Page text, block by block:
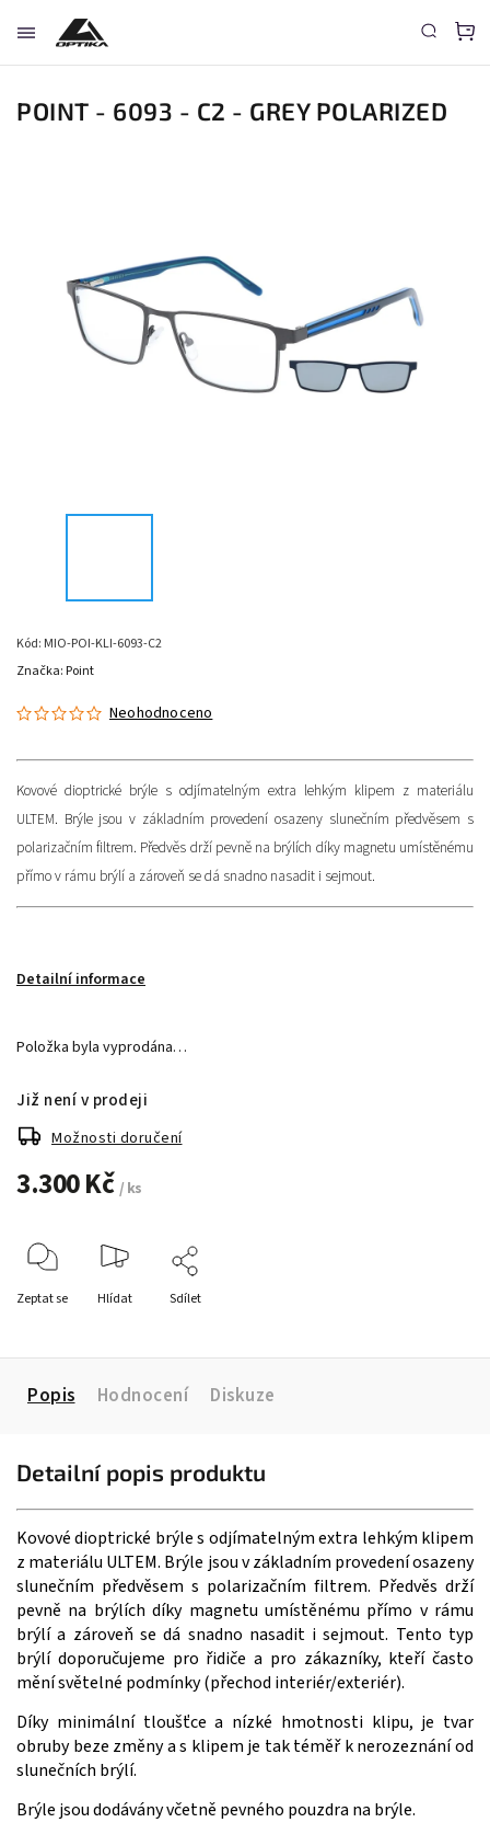
POINT - 6093 - C2 - GREY POLARIZED
Kód: MIO-POI-KLI-6093-C2
Neohodnoceno
Kovové dioptrické brýle s odjímatelným extra lehkým klipem z materiálu
ULTEM. Brýle jsou v základním provedení osazeny slunečním předvěsem s
polarizačním filtrem. Předvěs drží pevně na brýlích díky magnetu umístěnému
přímo v rámu brýlí a zároveň se dá snadno nasadit i sejmout.
Detailní informace
Značka: Point
Položka byla vyprodána…
3.300 Kč / ks
Již není v prodeji
Možnosti doručení
Zeptat se Hlídat Sdílet
Popis Hodnocení Diskuze
Detailní popis produktu
Kovové dioptrické brýle s odjímatelným extra lehkým klipem
z materiálu ULTEM. Brýle jsou v základním provedení osazeny
slunečním předvěsem s polarizačním filtrem. Předvěs drží
pevně na brýlích díky magnetu umístěnému přímo v rámu
brýlí a zároveň se dá snadno nasadit i sejmout. Tento typ
brýlí doporučujeme pro řidiče a pro zákazníky, kteří často
mění světelné podmínky (přechod interiér/exteriér).
Díky minimální tloušťce a nízké hmotnosti klipu, je tvar
obruby beze změny a s klipem je tak téměř k nerozeznání od
slunečních brýlí.
Brýle jsou dodávány včetně pevného pouzdra na brýle.